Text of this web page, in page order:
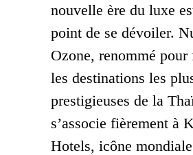
nouvelle ère du luxe
point de se dévoiler.
Ozone, renommé pour
les destinations les
prestigieuses de la
s’associe fièrement à
Hotels, icône